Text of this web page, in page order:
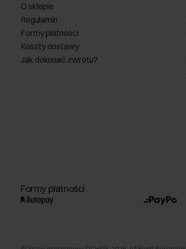
O sklepie
Regulamin
Formy płatności
Koszty dostawy
Jak dokonać zwrotu?
Formy płatności